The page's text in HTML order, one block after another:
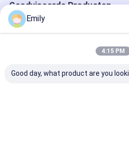
Geadviseerde Producten
Emily
4:15 PM
Good day, what product are you